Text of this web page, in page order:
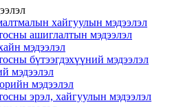
хайгуулын мэдээлэл
ашиглалтын мэдээлэл
мэдээлэл
бүтээгдэхүүний мэдээлэл
мэдээлэл
мэдээлэл
эрэл, хайгуулын мэдээлэл